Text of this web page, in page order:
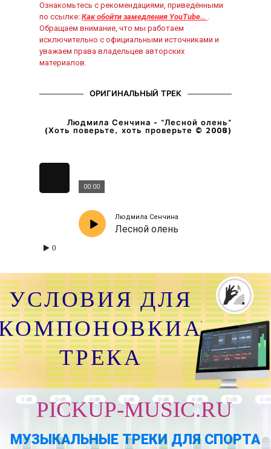
Ознакомьтесь с рекомендациями, приведёнными
по ссылке: Как обойти замедления YouTube… .
Обращаем внимание, что мы работаем
исключительно с официальными источниками и
уважаем права владельцев авторских
материалов.
ОРИГИНАЛЬНЫЙ ТРЕК
Людмила Сенчина - "Лесной олень"
(Хоть поверьте, хоть проверьте © 2008)
00:00
Людмила Сенчина
Лесной олень
0
УСЛОВИЯ ДЛЯ
ТРЕКА
PICKUP-MUSIC.RU
МУЗЫКАЛЬНЫЕ ТРЕКИ ДЛЯ СПОРТА